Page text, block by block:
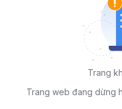
Trang
Trang web đang dừng